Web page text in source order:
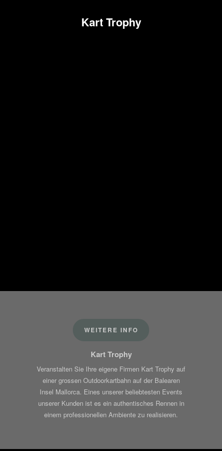
Kart Trophy
WEITERE INFO
Kart Trophy
Veranstalten Sie Ihre eigene Firmen Kart Trophy auf
einer grossen Outdoorkartbahn auf der Balearen
Insel Mallorca. Eines unserer beliebtesten Events
unserer Kunden ist es ein authentisches Rennen in
einem professionellen Ambiente zu realisieren.